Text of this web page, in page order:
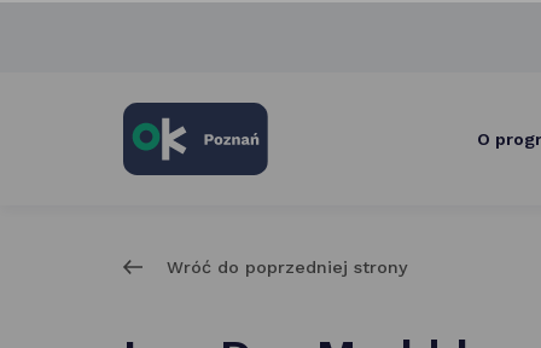
O
Wróć do poprzedniej strony